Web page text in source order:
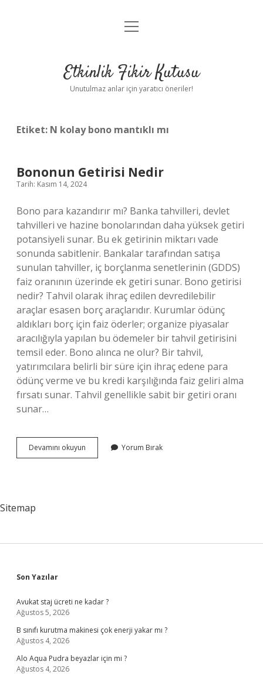
Anasayfa
Yasal Uyarı
menüyü
Etkinlik Fikir Kutusu
Unutulmaz anlar için yaratıcı öneriler!
Etiket: N kolay bono mantıklı mı
Bononun Getirisi Nedir
Tarih: Kasım 14, 2024
Bono para kazandırır mı? Banka tahvilleri, devlet
tahvilleri ve hazine bonolarından daha yüksek getiri
potansiyeli sunar. Bu ek getirinin miktarı vade
sonunda sabitlenir. Bankalar tarafından satışa
sunulan tahviller, iç borçlanma senetlerinin (GDDS)
faiz oranının üzerinde ek getiri sunar. Bono getirisi
nedir? Tahvil olarak ihraç edilen devredilebilir
araçlar esasen borç araçlarıdır. Kurumlar ödünç
aldıkları borç için faiz öderler; organize piyasalar
aracılığıyla yapılan bu ödemeler bir tahvil getirisini
temsil eder. Bono alınca ne olur? Bir tahvil,
yatırımcılara belirli bir süre için ihraç edene para
ödünç verme ve bu kredi karşılığında faiz geliri alma
fırsatı sunar. Tahvil genellikle sabit bir getiri oranı
sunar…
Devamını okuyun Bononun
Getirisi
Yorum Bırak
Sitemap
Sidebar
Son Yazılar
Avukat staj ücreti ne kadar ?
Ağustos 5, 2026
B sınıfı kurutma makinesi çok enerji yakar mı ?
Ağustos 4, 2026
Alo Aqua Pudra beyazlar için mi ?
Ağustos 4, 2026